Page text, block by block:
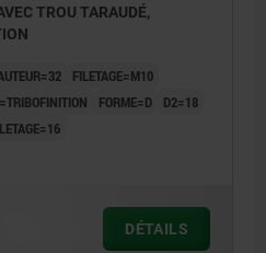
TROU TARAUDÉ,
FILETAGE=M10
FORME=D
D2=18
DÉTAILS